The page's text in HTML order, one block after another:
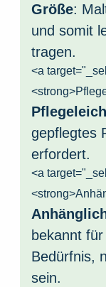
Größe:
und somit
tragen.
<a
gepflegtes
erfordert.
<a
bekannt
Bedürfnis,
sein.